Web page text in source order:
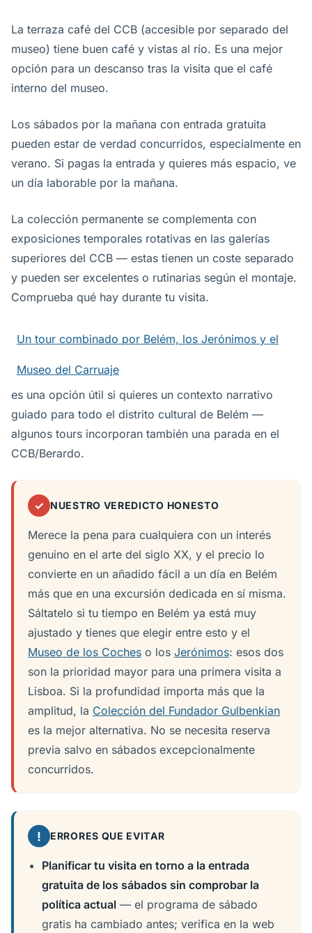
La terraza café del CCB (accesible por separado del
museo) tiene buen café y vistas al río. Es una mejor
opción para un descanso tras la visita que el café
interno del museo.
Los sábados por la mañana con entrada gratuita
pueden estar de verdad concurridos, especialmente en
verano. Si pagas la entrada y quieres más espacio, ve
un día laborable por la mañana.
La colección permanente se complementa con
exposiciones temporales rotativas en las galerías
superiores del CCB — estas tienen un coste separado
y pueden ser excelentes o rutinarias según el montaje.
Comprueba qué hay durante tu visita.
Un tour combinado por Belém, los Jerónimos y el
Museo del Carruaje
es una opción útil si quieres un contexto narrativo
guiado para todo el distrito cultural de Belém —
algunos tours incorporan también una parada en el
CCB/Berardo.
✓ NUESTRO VEREDICTO HONESTO
Merece la pena para cualquiera con un interés
genuino en el arte del siglo XX, y el precio lo
convierte en un añadido fácil a un día en Belém
más que en una excursión dedicada en sí misma.
Sáltatelo si tu tiempo en Belém ya está muy
ajustado y tienes que elegir entre esto y el
Museo de los Coches o los Jerónimos: esos dos
son la prioridad mayor para una primera visita a
Lisboa. Si la profundidad importa más que la
amplitud, la Colección del Fundador Gulbenkian
es la mejor alternativa. No se necesita reserva
previa salvo en sábados excepcionalmente
concurridos.
! ERRORES QUE EVITAR
Planificar tu visita en torno a la entrada
gratuita de los sábados sin comprobar la
política actual — el programa de sábado
gratis ha cambiado antes; verifica en la web